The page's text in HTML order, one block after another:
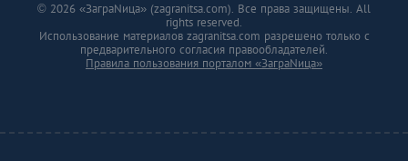
© 2026 «ЗаграNица» (zagranitsa.com). Все права защищены. All
rights reserved.
Использование материалов zagranitsa.com разрешено только с
предварительного согласия правообладателей.
Правила пользования порталом «ЗаграNица»